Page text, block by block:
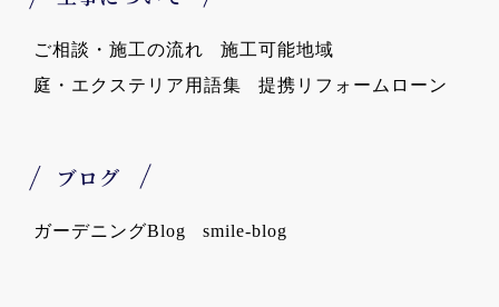
ご相談・施工の流れ
施工可能地域
庭・エクステリア用語集
提携リフォームローン
ブログ
ガーデニングBlog smile-blog